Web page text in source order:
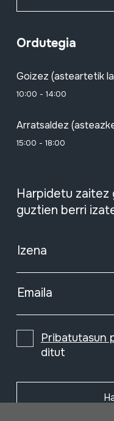
Ordutegia
Goizez (asteartetik
10:00 - 14:00
Arratsaldez
15:00 - 18:00
Harpidetu zaitez
guztien berri
Izena
Emaila
Pribatutasun
ditut